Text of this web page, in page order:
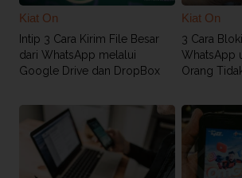
Kiat On
Intip 3 Cara Kirim File Besar
dari WhatsApp melalui
Google Drive dan DropBox
Kiat On
3 Cara
WhatsApp
Orang